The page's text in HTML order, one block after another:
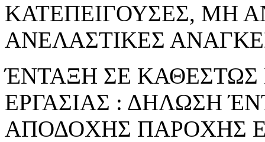
ΚΑΤΕΠΕΙΓΟΥΣΕΣ, ΜΗ
ΑΝΕΛΑΣΤΙΚΕΣ
ΈΝΤΑΞΗ ΣΕ
ΕΡΓΑΣΙΑΣ : ΔΗΛΩΣΗ
ΑΠΟΔΟΧΗΣ ΠΑΡΟΧΗΣ